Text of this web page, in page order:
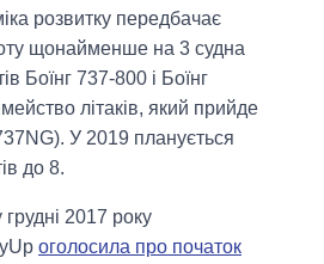
розвитку передбачає
щонайменше на 3 судна
Боїнг 737-800 і Боїнг
літаків, який прийде
У 2019 планується
до 8.
2017 року
оголосила про початок